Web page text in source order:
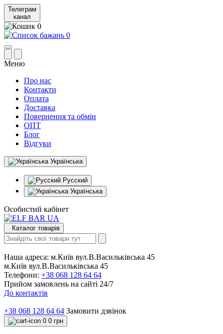
Телеграм
канал
0
0
Меню
Про нас
Контакти
Оплата
Доставка
Повернення та обмін
ОПТ
Блог
Відгуки
Українська
Русский
Українська
Особистий кабінет
Каталог товарів
Наша адреса: м.Київ вул.В.Васильківська 45
м.Київ вул.В.Васильківська 45
Телефони: +38 068 128 64 64
Прийом замовлень на сайті 24/7
До контактів
+38 068 128 64 64 Замовити дзвінок
0 0 грн